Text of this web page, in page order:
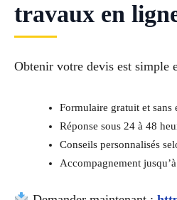
travaux en
Obtenir votre devis est simple
Formulaire gratuit et sans
Réponse sous 24 à 48
Conseils personnalisés
Accompagnement